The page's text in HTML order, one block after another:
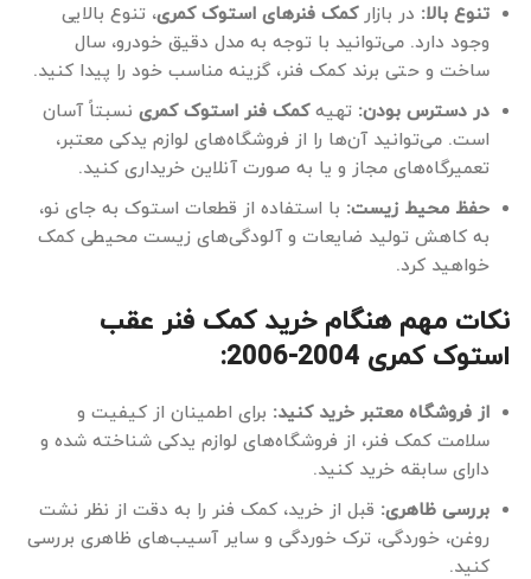
تنوع بالا: در بازارکمک فنرهای استوک کمری، تنوع بالایی
وجود دارد. می‌توانید با توجه به مدل دقیق خودرو، سال
ساخت و حتی برند کمک فنر، گزینه مناسب خود را پیدا کنید.
در دسترس بودن: تهیهکمک فنر استوک کمری نسبتاً آسان
است. می‌توانید آن‌ها را از فروشگاه‌های لوازم یدکی معتبر،
تعمیرگاه‌های مجاز و یا به صورت آنلاین خریداری کنید.
حفظ محیط زیست: با استفاده از قطعات استوک به جای نو،
به کاهش تولید ضایعات و آلودگی‌های زیست محیطی کمک
خواهید کرد.
نکات مهم هنگام خرید کمک فنر عقب
استوک کمری 2004-2006:
از فروشگاه معتبر خرید کنید: برای اطمینان از کیفیت و
سلامت کمک فنر، از فروشگاه‌های لوازم یدکی شناخته شده و
دارای سابقه خرید کنید.
بررسی ظاهری: قبل از خرید، کمک فنر را به دقت از نظر نشت
روغن، خوردگی، ترک خوردگی و سایر آسیب‌های ظاهری بررسی
کنید.